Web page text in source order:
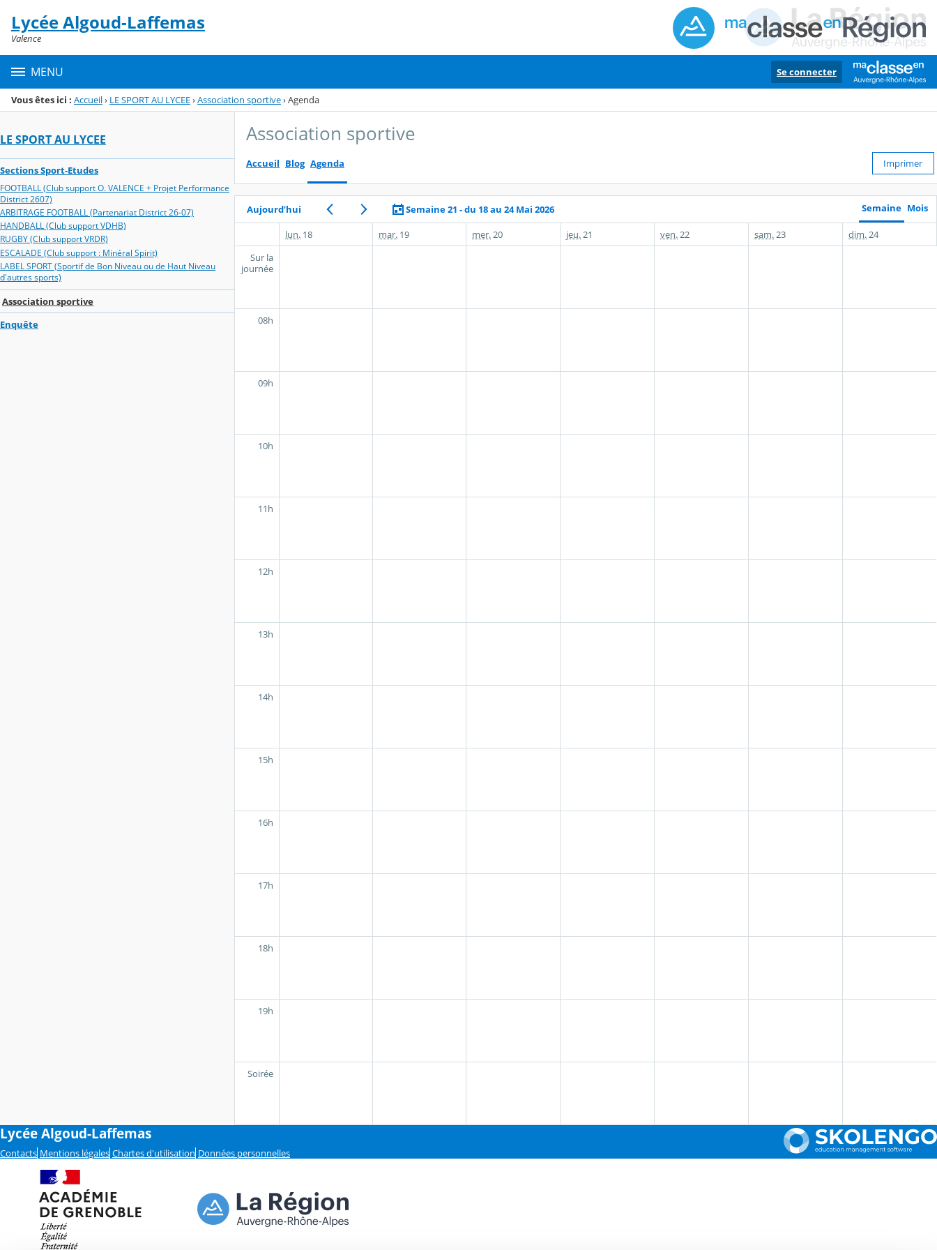
Menu de la rubrique
Contenu
Lycée Algoud-Laffemas
Valence
MENU Se connecter
Vous êtes ici : Accueil› LE SPORT AU LYCEE›Association sportive›Agenda
LE SPORT AU LYCEE
Sections Sport-Etudes
FOOTBALL (Club support O. VALENCE + Projet Performance
District 2607)
ARBITRAGE FOOTBALL (Partenariat District 26-07)
HANDBALL (Club support VDHB)
RUGBY (Club support VRDR)
ESCALADE (Club support : Minéral Spirit)
LABEL SPORT (Sportif de Bon Niveau ou de Haut Niveau
d'autres sports)
Association sportive
Enquête
Association sportive
Accueil Blog Agenda Imprimer
Aujourd’hui Semaine 21 - du 18 au 24 Mai 2026 Semaine Mois
lun. 18 mar. 19 mer. 20 jeu. 21 ven. 22 sam. 23 dim. 24
Sur la
journée
08h
09h
10h
11h
12h
13h
14h
15h
16h
17h
18h
19h
Soirée
Lycée Algoud-Laffemas
Contacts Mentions légales Chartes d'utilisation Données personnelles